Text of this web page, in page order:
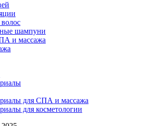
шампуни
и массажа
для СПА и массажа
для косметологии